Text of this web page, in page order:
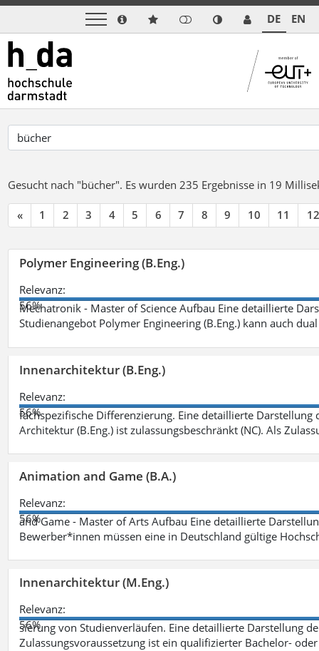
DE EN
Gesucht nach "bücher". Es wurden 235 Ergebnisse in 19
« 1 2 3 4 5 6 7 8 9 10 11 12
Polymer Engineering (B.Eng.)
Relevanz:
56%
Mechatronik - Master of Science Aufbau Eine detaillierte
Studienangebot Polymer Engineering (B.Eng.) kann auch
Innenarchitektur (B.Eng.)
Relevanz:
56%
fachspezifische Differenzierung. Eine detaillierte
Architektur (B.Eng.) ist zulassungsbeschränkt (NC). Als
Animation and Game (B.A.)
Relevanz:
56%
and Game - Master of Arts Aufbau Eine detaillierte
Bewerber*innen müssen eine in Deutschland gültige
Innenarchitektur (M.Eng.)
Relevanz:
56%
sierung von Studienverläufen. Eine detaillierte Darstellung
Zulassungsvoraussetzung ist ein qualifizierter Bachelor-